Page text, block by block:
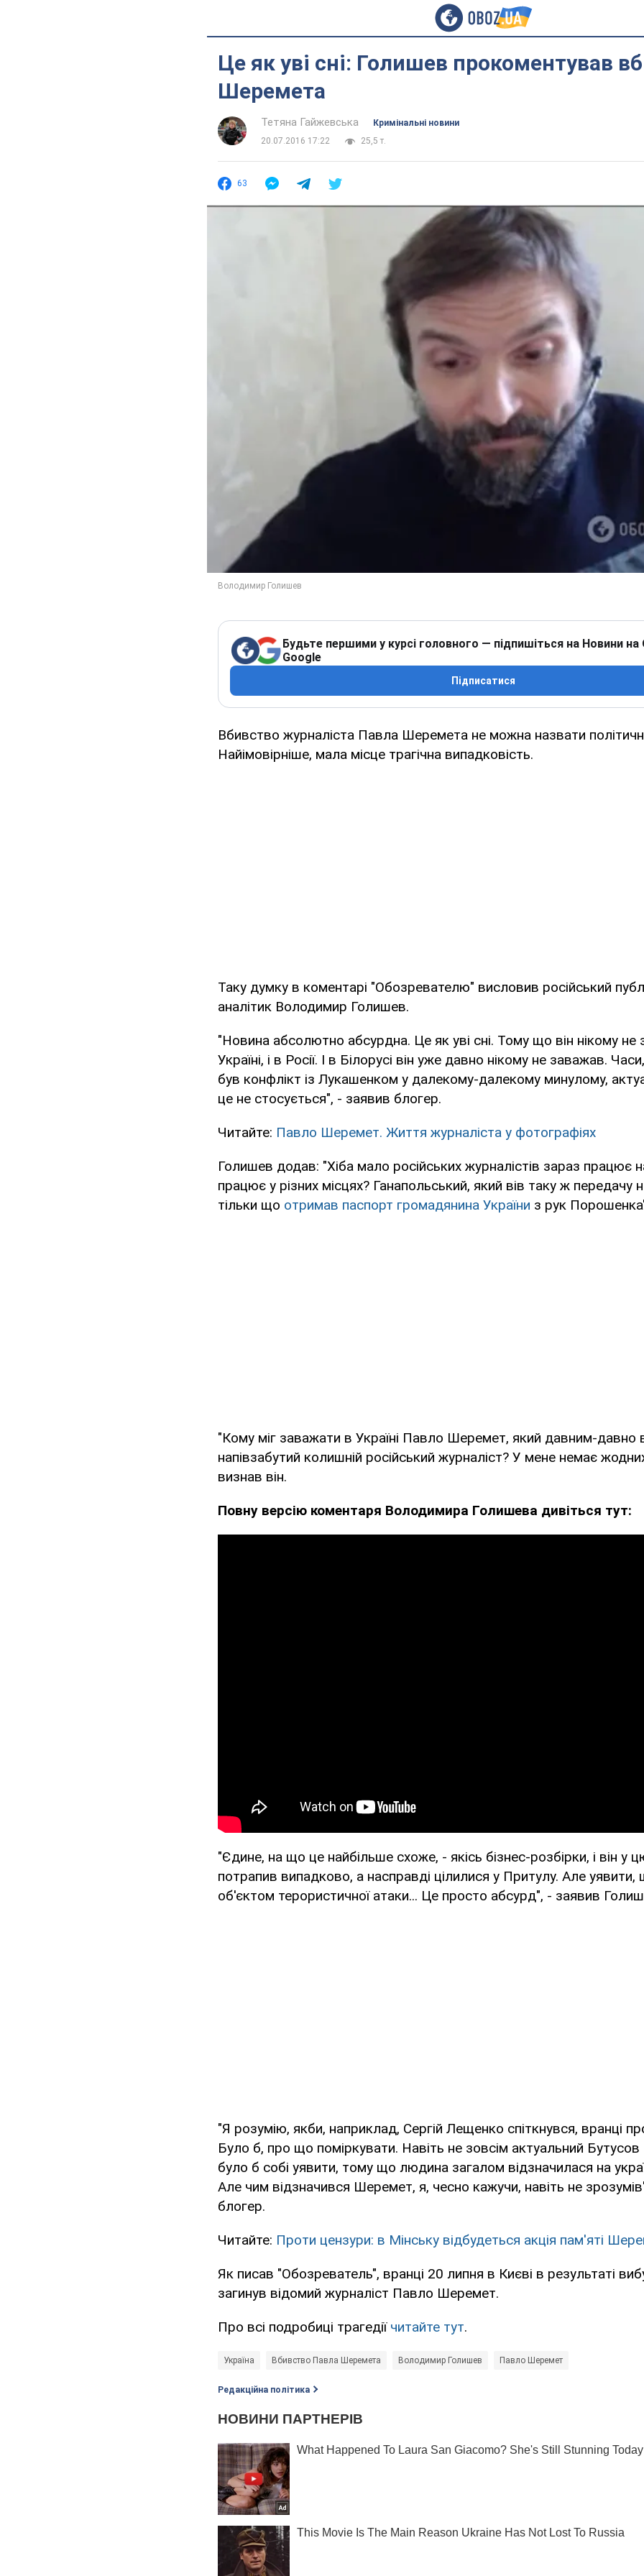
Це як уві сні: Голишев прокоментував
Шеремета
Тетяна Гайжевська
Кримінальні новини
20.07.2016 17:22
25,5 т.
63
Будьте першими у курсі головного — підпишіться на Новини на
Google
Підписатися
Вбивство журналіста Павла Шеремета не можна назвати
Найімовірніше, мала місце трагічна випадковість.
Таку думку в коментарі "Обозревателю" висловив російський
аналітик Володимир Голишев.
"Новина абсолютно абсурдна. Це як уві сні. Тому що він нікому не
Україні, і в Росії. І в Білорусі він уже давно нікому не заважав.
був конфлікт із Лукашенком у далекому-далекому минулому,
це не стосується", - заявив блогер.
Читайте: Павло Шеремет. Життя журналіста у фотографіях
Голишев додав: "Хіба мало російських журналістів зараз працює
працює у різних місцях? Ганапольський, який вів таку ж передачу
тільки що отримав паспорт громадянина України з рук
"Кому міг заважати в Україні Павло Шеремет, який давним-
напівзабутий колишній російський журналіст? У мене немає
визнав він.
Повну версію коментаря Володимира Голишева дивіться тут:
"Єдине, на що це найбільше схоже, - якісь бізнес-розбірки, і він у
потрапив випадково, а насправді цілилися у Притулу. Але уявити,
об'єктом терористичної атаки... Це просто абсурд", - заявив
"Я розумію, якби, наприклад, Сергій Лещенко спіткнувся, вранці
Було б, про що поміркувати. Навіть не зовсім актуальний
було б собі уявити, тому що людина загалом відзначилася на
Але чим відзначився Шеремет, я, чесно кажучи, навіть не
блогер.
Читайте: Проти цензури: в Мінську відбудеться акція пам'яті
Як писав "Обозреватель", вранці 20 липня в Києві в результаті
загинув відомий журналіст Павло Шеремет.
Про всі подробиці трагедії читайте тут.
Україна Вбивство Павла Шеремета Володимир Голишев Павло Шеремет
Редакційна політика